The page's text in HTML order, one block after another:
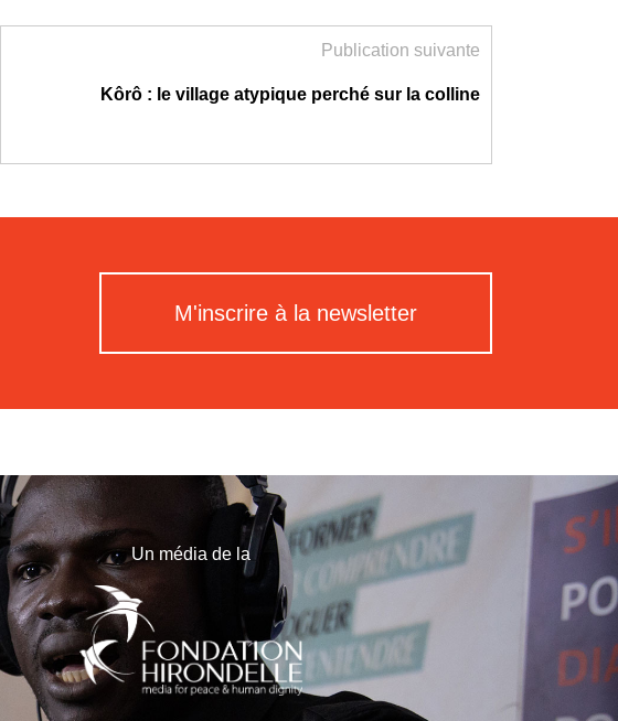
Publication suivante
Kôrô : le village atypique perché sur la colline
M'inscrire à la newsletter
Un média de la